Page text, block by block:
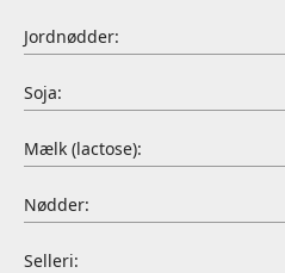
Jordnødder:
Soja:
Mælk (lactose):
Nødder:
Selleri: